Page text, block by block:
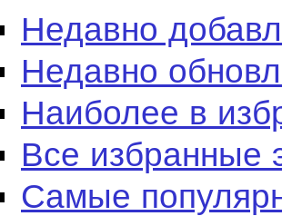
Недавно
Недавно
Наиболее в
Все избранные
Самые